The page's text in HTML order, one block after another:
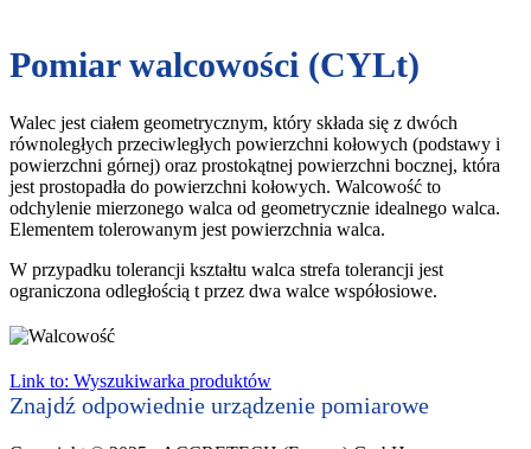
Pomiar walcowości (CYLt)
Walec jest ciałem geometrycznym, który składa się z dwóch
równoległych przeciwległych powierzchni kołowych (podstawy i
powierzchni górnej) oraz prostokątnej powierzchni bocznej, która
jest prostopadła do powierzchni kołowych. Walcowość to
odchylenie mierzonego walca od geometrycznie idealnego walca.
Elementem tolerowanym jest powierzchnia walca.
W przypadku tolerancji kształtu walca strefa tolerancji jest
ograniczona odległością t przez dwa walce współosiowe.
Link to: Wyszukiwarka produktów
Znajdź odpowiednie urządzenie pomiarowe